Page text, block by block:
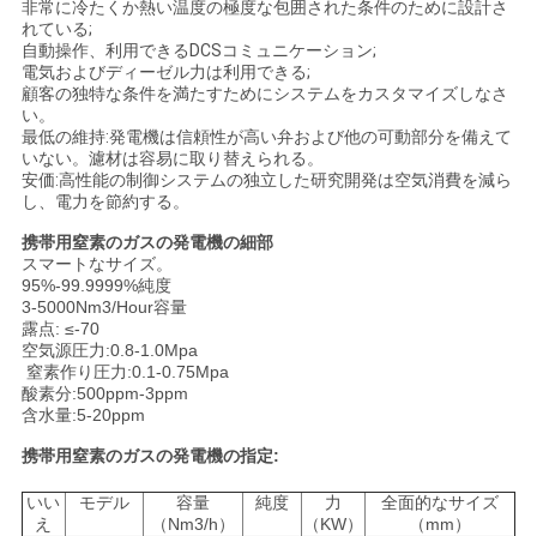
非常に冷たくか熱い温度の極度な包囲された条件のために設計さ
れている;
自動操作、利用できるDCSコミュニケーション;
電気およびディーゼル力は利用できる;
顧客の独特な条件を満たすためにシステムをカスタマイズしなさ
い。
最低の維持:発電機は信頼性が高い弁および他の可動部分を備えて
いない。濾材は容易に取り替えられる。
安価:高性能の制御システムの独立した研究開発は空気消費を減ら
し、電力を節約する。
携帯用窒素のガスの発電機の細部
スマートなサイズ。
95%-99.9999%純度
3-5000Nm3/Hour容量
露点: ≤-70
空気源圧力:0.8-1.0Mpa
窒素作り圧力:0.1-0.75Mpa
酸素分:500ppm-3ppm
含水量:5-20ppm
携帯用窒素のガスの発電機の指定:
いい
え
モデル
容量
（Nm3/h）
純度
力
（KW）
全面的なサイズ
（mm）